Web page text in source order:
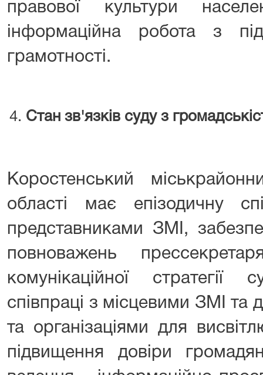
правової культури
інформаційна робота з
грамотності.
Стан зв'язків суду з
Коростенський
області має епізодичну
представниками ЗМІ,
повноважень
комунікаційної
співпраці з місцевими ЗМІ
та організаціями для
підвищення довіри